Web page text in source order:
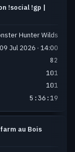
!social !gp |
Hunter Wilds
09 Jul 2026 · 14:00
82
101
101
5:36:19
au Bois